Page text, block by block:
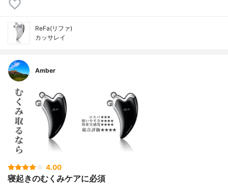
ReFa(リファ)
カッサレイ
Amber
4.00
寝起きのむくみケアに必須